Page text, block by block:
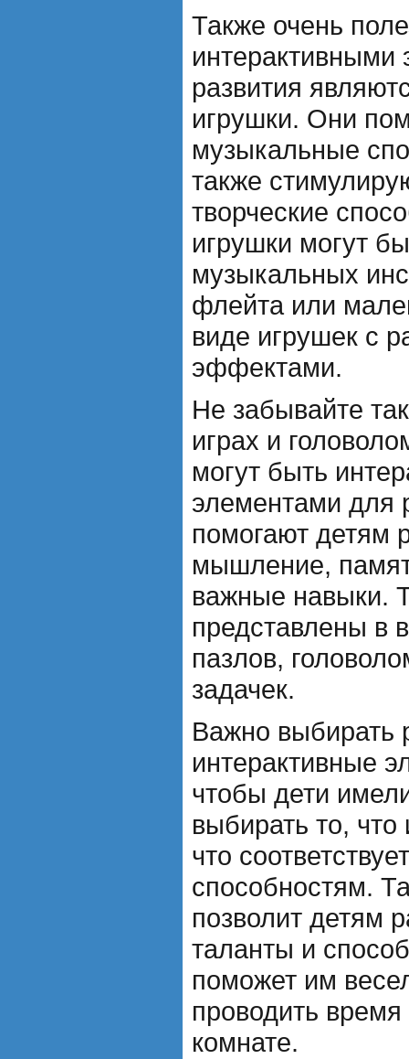
Также очень
развития
игрушки. Они
музыкальные
также
творческие
игрушки могут
музыкальных
флейта или
виде игрушек с
эффектами.
Не забывайте
играх и
могут быть
элементами для
помогают детям
мышление,
важные навыки.
представлены в
пазлов,
задачек.
Важно выбирать
интерактивные
чтобы дети
выбирать то,
что
способностям.
позволит детям
таланты и
поможет им
проводить
комнате.